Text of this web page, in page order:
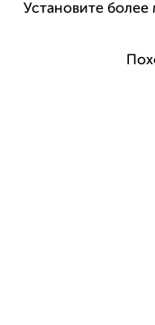
Установите более